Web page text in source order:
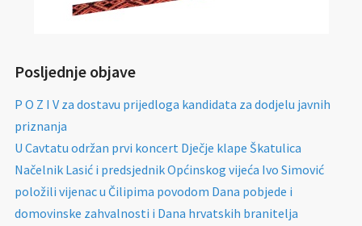
Posljednje objave
P O Z I V za dostavu prijedloga kandidata za dodjelu javnih
priznanja
U Cavtatu održan prvi koncert Dječje klape Škatulica
Načelnik Lasić i predsjednik Općinskog vijeća Ivo Simović
položili vijenac u Čilipima povodom Dana pobjede i
domovinske zahvalnosti i Dana hrvatskih branitelja